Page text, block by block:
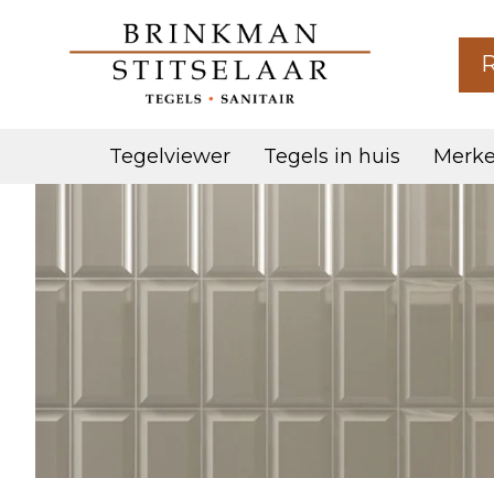
Tegelviewer Tegels in huis